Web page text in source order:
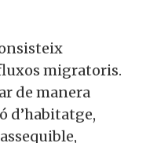
migratoris.
de manera
d’habitatge,